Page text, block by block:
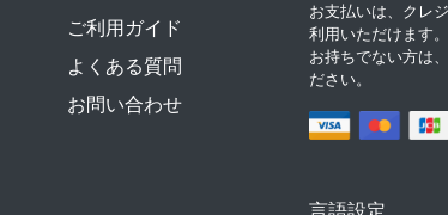
ご利用ガイド
よくある質問
お問い合わせ
お支払いは、クレ
利用いただけます
お持ちでない方は
ださい。
言語設定